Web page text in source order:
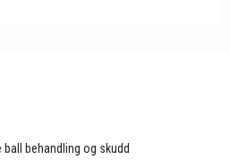
behandling og skudd